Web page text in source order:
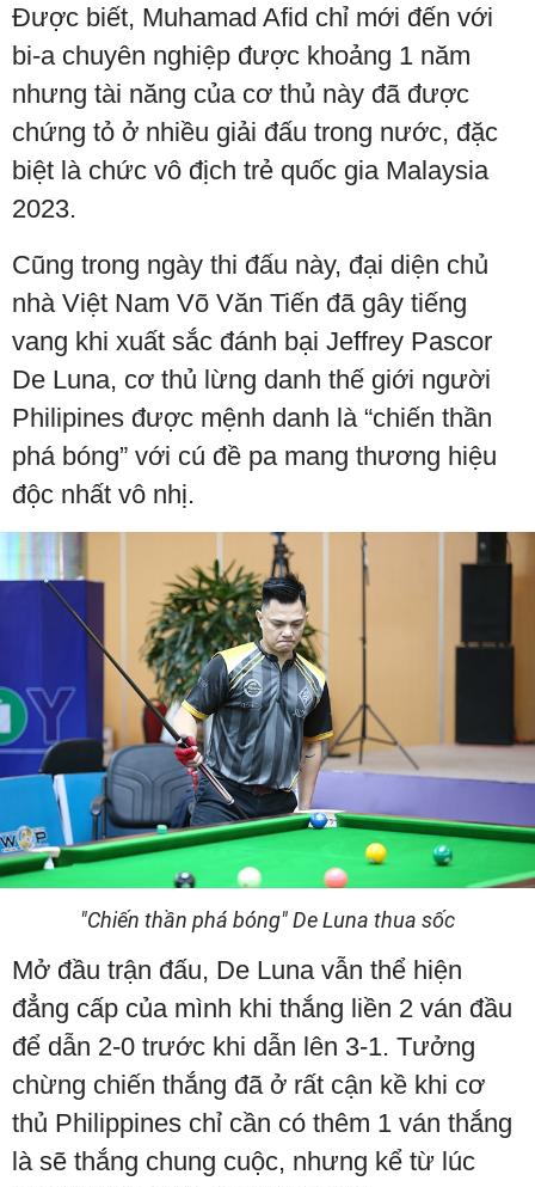
Được biết, Muhamad Afid chỉ mới đến với
bi-a chuyên nghiệp được khoảng 1 năm
nhưng tài năng của cơ thủ này đã được
chứng tỏ ở nhiều giải đấu trong nước, đặc
biệt là chức vô địch trẻ quốc gia Malaysia
2023.
Cũng trong ngày thi đấu này, đại diện chủ
nhà Việt Nam Võ Văn Tiến đã gây tiếng
vang khi xuất sắc đánh bại Jeffrey Pascor
De Luna, cơ thủ lừng danh thế giới người
Philipines được mệnh danh là “chiến thần
phá bóng” với cú đề pa mang thương hiệu
độc nhất vô nhị.
"Chiến thần phá bóng" De Luna thua sốc
Mở đầu trận đấu, De Luna vẫn thể hiện
đẳng cấp của mình khi thắng liền 2 ván đầu
để dẫn 2-0 trước khi dẫn lên 3-1. Tưởng
chừng chiến thắng đã ở rất cận kề khi cơ
thủ Philippines chỉ cần có thêm 1 ván thắng
là sẽ thắng chung cuộc, nhưng kể từ lúc